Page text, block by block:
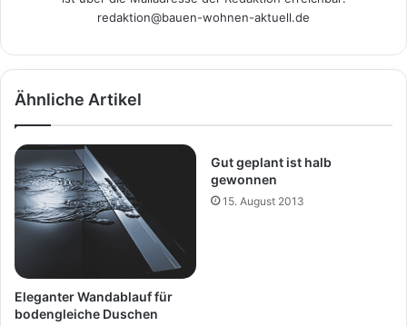
redaktion@bauen-wohnen-aktuell.de
Ähnliche Artikel
Eleganter Wandablauf für
bodengleiche Duschen
Gut geplant ist halb
gewonnen
15. August 2013